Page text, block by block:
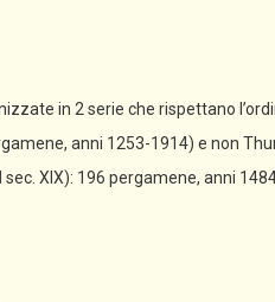
in 2 serie che rispettano
anni 1253-1914) e non
XIX): 196 pergamene, anni